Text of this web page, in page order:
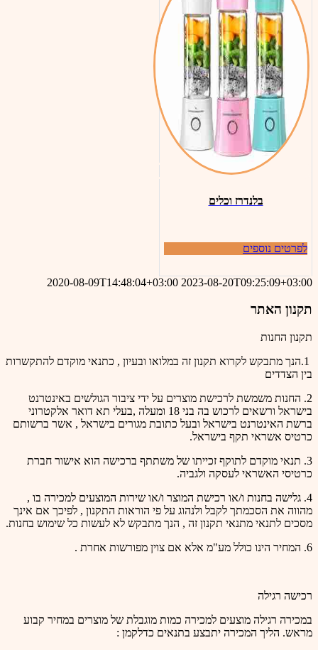
בלנדרז וכלים
לפרטים נוספים
2020-08-09T14:48:04+03:00 2023-08-20T09:25:09+03:00
תקנון האתר
תקנון החנות
1.הנך מתבקש לקרוא תקנון זה במלואו ובעיון , כתנאי מוקדם להתקשרות
בין הצדדים
2. החנות משמשת לרכישת מוצרים על ידי ציבור הגולשים באינטרנט
בישראל ורשאים לרכוש בה בני 18 ומעלה ,בעלי תא דואר אלקטרוני
ברשת האינטרנט בישראל ובעל כתובת מגורים בישראל , אשר ברשותם
כרטיס אשראי תקף בישראל.
3. תנאי מוקדם לתוקף זכייתו של משתתף ברכישה הוא אישור חברת
כרטיסי האשראי לעסקה ולגביה.
4. גלישה בחנות ו/או רכישת המוצר ו/או שירות המוצעים למכירה בו ,
מהווה את הסכמתך לקבל ולנהוג על פי הוראות התקנון , לפיכך אם אינך
מסכים לתנאי מתנאי תקנון זה , הנך מתבקש לא לעשות כל שימוש בחנות.
6. המחיר הינו כולל מע"מ אלא אם צוין מפורשות אחרת .
רכישה רגילה
במכירה רגילה מוצעים למכירה כמות מוגבלת של מוצרים במחיר קבוע
מראש. הליך המכירה יתבצע בתנאים כדלקמן :